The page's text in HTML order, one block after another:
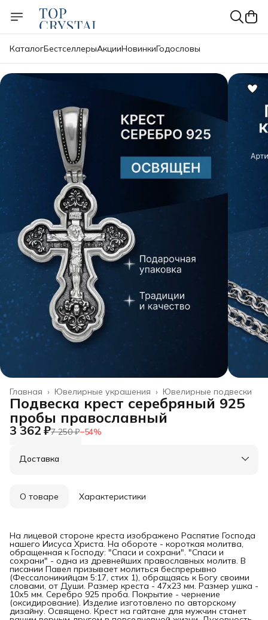
КаталогБестселлерыАкцииНовинкиГодословы
Ювелирные подвески
Ювелирные украшения ›
Главная ›
Подвеска крест серебряный 925
пробы православный
3 362 ₽7 250 ₽−54%
Доставка
О товаре Характеристики
На лицевой стороне креста изображено Распятие Господа
нашего Иисуса Христа. На обороте - короткая молитва,
обращенная к Господу: "Спаси и сохрани". "Спаси и
сохрани" - одна из древнейших православных молитв. В
писании Павел призывает молиться беспрерывно
(Фессалоникийцам 5:17, стих 1), обращаясь к Богу своими
словами, от Души. Размер креста - 47х23 мм. Размер ушка -
10х5 мм. Серебро 925 проба. Покрытие - чернение
(оксидирование). Изделие изготовлено по авторскому
дизайну. Освящено. Крест на гайтане для мужчин станет